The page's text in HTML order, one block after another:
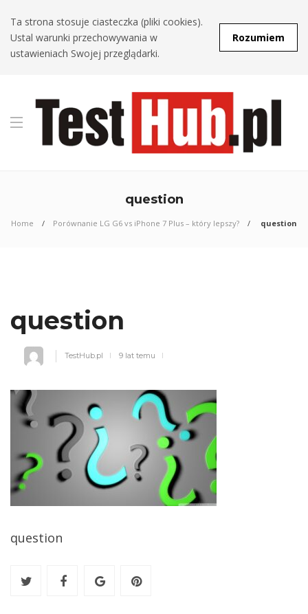
Ta strona stosuje ciasteczka (pliki cookies).
Ustal warunki przechowywania w
ustawieniach Swojej przeglądarki.
Rozumiem
question
Home Porównanie LG G6 vs iPhone 7 Plus – który lepszy? question
question
TestHub.pl 9 lat temu
question